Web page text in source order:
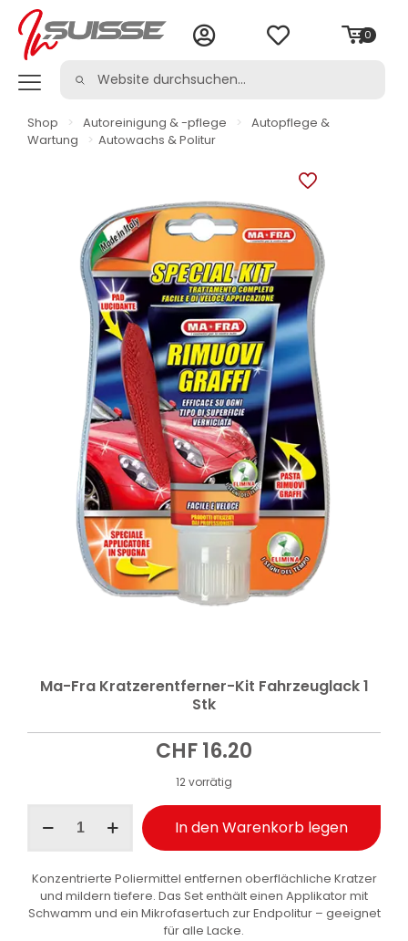
0
Shop > Autoreinigung & -pflege >
Autopflege &
Wartung
> Autowachs & Politur
Ma-Fra Kratzerentferner-Kit Fahrzeuglack 1
Stk
CHF16.20
12 vorrätig
Fra
Fahrzeuglack
Stk
In den Warenkorb legen
Konzentrierte Poliermittel entfernen oberflächliche Kratzer
und mildern tiefere. Das Set enthält einen Applikator mit
Schwamm und ein Mikrofasertuch zur Endpolitur – geeignet
für alle Lacke.